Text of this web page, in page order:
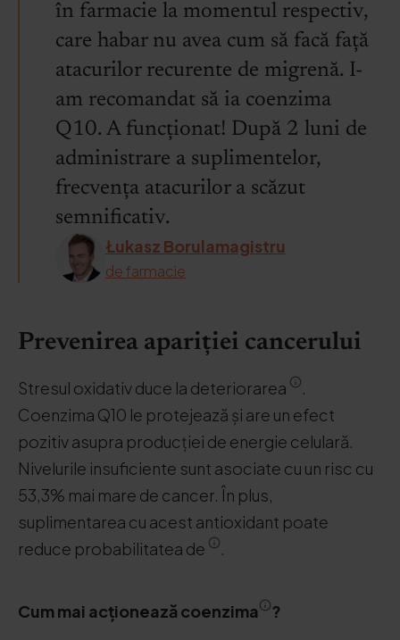
în farmacie la momentul respectiv,
care habar nu avea cum să facă față
atacurilor recurente de migrenă. I-
am recomandat să ia coenzima
Q10. A funcționat! După 2 luni de
administrare a suplimentelor,
frecvența atacurilor a scăzut
semnificativ.
Łukasz Borulamagistru
de farmacie
Prevenirea apariției cancerului
Stresul oxidativ duce la deteriorarea
.
Coenzima Q10 le protejează și are un efect
pozitiv asupra producției de energie celulară.
Nivelurile insuficiente sunt asociate cu un risc cu
53,3% mai mare de cancer. În plus,
suplimentarea cu acest antioxidant poate
reduce probabilitatea de
.
Cum mai acționează coenzima ?